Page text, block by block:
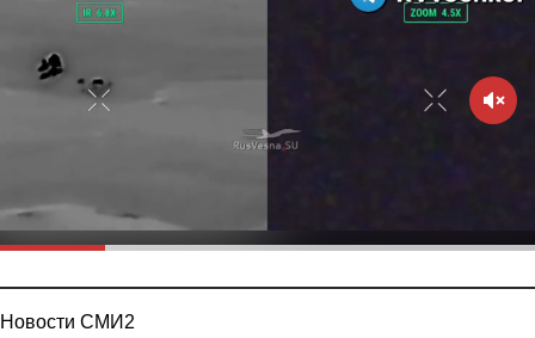
Новости СМИ2